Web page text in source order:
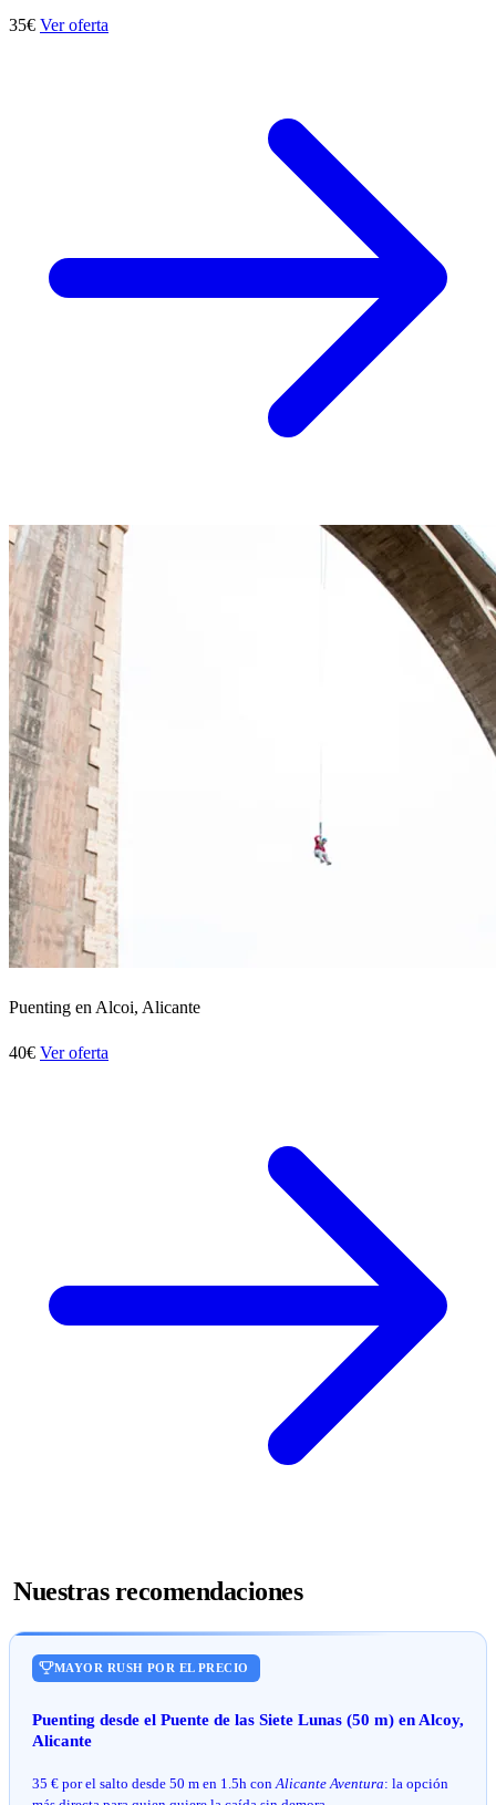
35€ Ver oferta
Puenting en Alcoi, Alicante
40€ Ver oferta
Nuestras recomendaciones
MAYOR RUSH POR EL PRECIO
Puenting desde el Puente de las Siete Lunas (50 m) en Alcoy,
Alicante
35 € por el salto desde 50 m en 1.5h con Alicante Aventura: la opción